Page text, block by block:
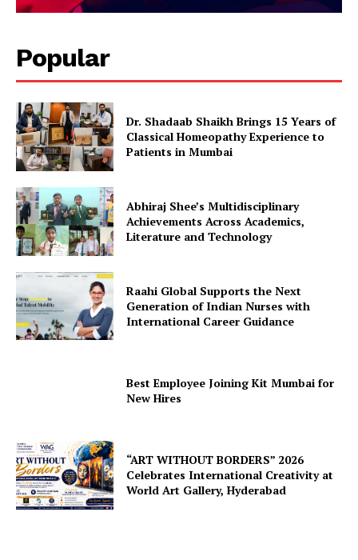
Popular
Dr. Shadaab Shaikh Brings 15 Years of
Classical Homeopathy Experience to
Patients in Mumbai
Abhiraj Shee’s Multidisciplinary
Achievements Across Academics,
Literature and Technology
Raahi Global Supports the Next
Generation of Indian Nurses with
International Career Guidance
Best Employee Joining Kit Mumbai for
New Hires
“ART WITHOUT BORDERS” 2026
Celebrates International Creativity at
World Art Gallery, Hyderabad